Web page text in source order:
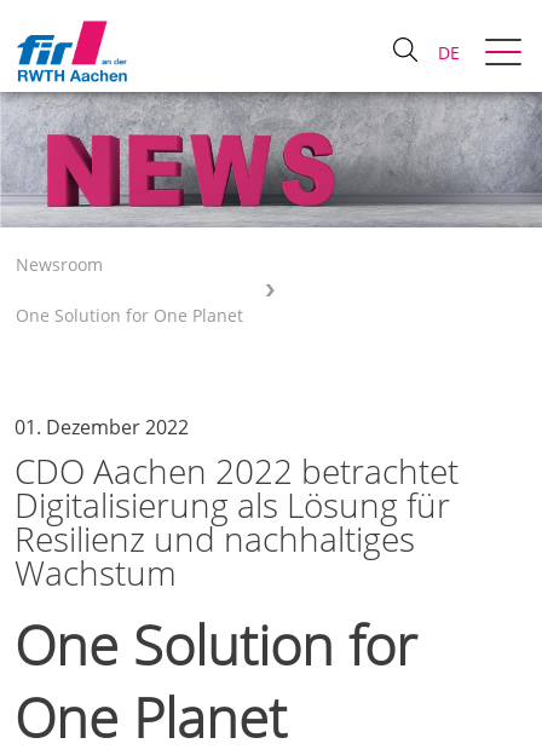
DE
Newsroom
One Solution for One Planet
01. Dezember 2022
CDO Aachen 2022 betrachtet
Digitalisierung als Lösung für
Resilienz und nachhaltiges
Wachstum
One Solution for
One Planet